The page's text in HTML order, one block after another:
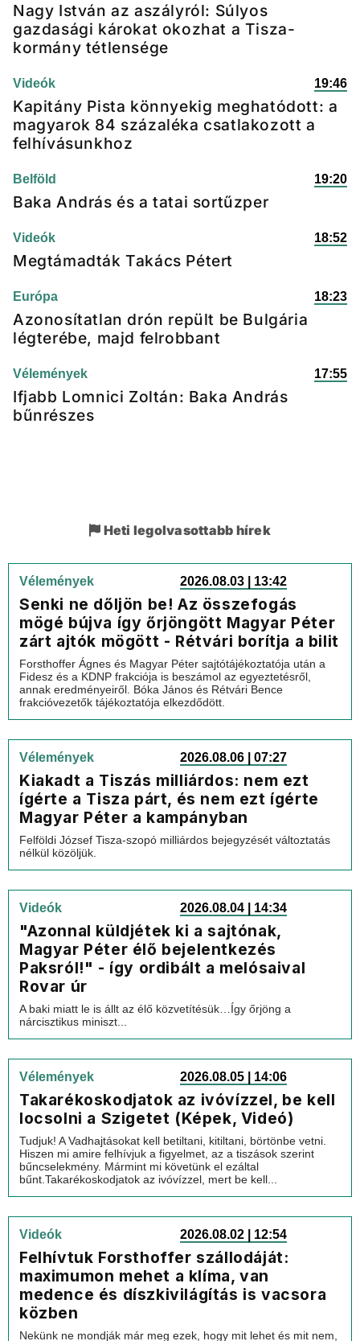
Nagy István az aszályról: Súlyos
gazdasági károkat okozhat a Tisza-
kormány tétlensége
Videók 19:46
Kapitány Pista könnyekig meghatódott: a
magyarok 84 százaléka csatlakozott a
felhívásunkhoz
Belföld 19:20
Baka András és a tatai sortűzper
Videók 18:52
Megtámadták Takács Pétert
Európa 18:23
Azonosítatlan drón repült be Bulgária
légterébe, majd felrobbant
Vélemények 17:55
Ifjabb Lomnici Zoltán: Baka András
bűnrészes
Heti legolvasottabb hírek
Vélemények 2026.08.03 | 13:42
Senki ne dőljön be! Az összefogás
mögé bújva így őrjöngött Magyar Péter
zárt ajtók mögött - Rétvári borítja a bilit
Forsthoffer Ágnes és Magyar Péter sajtótájékoztatója után a
Fidesz és a KDNP frakciója is beszámol az egyeztetésről,
annak eredményeiről. Bóka János és Rétvári Bence
frakcióvezetők tájékoztatója elkezdődött.
Vélemények 2026.08.06 | 07:27
Kiakadt a Tiszás milliárdos: nem ezt
ígérte a Tisza párt, és nem ezt ígérte
Magyar Péter a kampányban
Felföldi József Tisza-szopó milliárdos bejegyzését változtatás
nélkül közöljük.
Videók 2026.08.04 | 14:34
"Azonnal küldjétek ki a sajtónak,
Magyar Péter élő bejelentkezés
Paksról!" - így ordibált a melósaival
Rovar úr
A baki miatt le is állt az élő közvetítésük…Így őrjöng a
nárcisztikus miniszt...
Vélemények 2026.08.05 | 14:06
Takarékoskodjatok az ivóvízzel, be kell
locsolni a Szigetet (Képek, Videó)
Tudjuk! A Vadhajtásokat kell betiltani, kitiltani, börtönbe vetni.
Hiszen mi amire felhívjuk a figyelmet, az a tiszások szerint
bűncselekmény. Mármint mi követünk el ezáltal
bűnt.Takarékoskodjatok az ivóvízzel, mert be kell...
Videók 2026.08.02 | 12:54
Felhívtuk Forsthoffer szállodáját:
maximumon mehet a klíma, van
medence és díszkivilágítás is vacsora
közben
Nekünk ne mondják már meg ezek, hogy mit lehet és mit nem,